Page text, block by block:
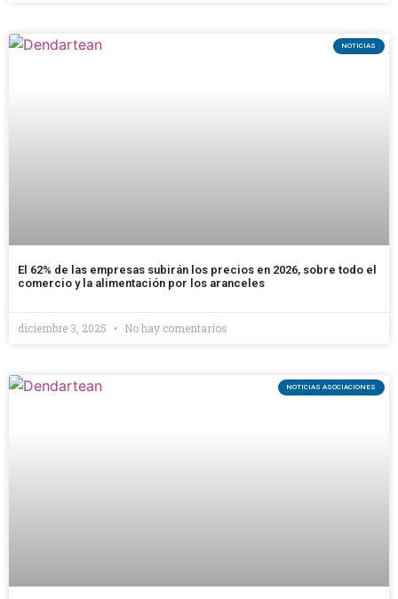
NOTICIAS
El 62% de las empresas subirán los precios en 2026, sobre todo el
comercio y la alimentación por los aranceles
diciembre 3, 2025 No hay comentarios
NOTICIAS ASOCIACIONES